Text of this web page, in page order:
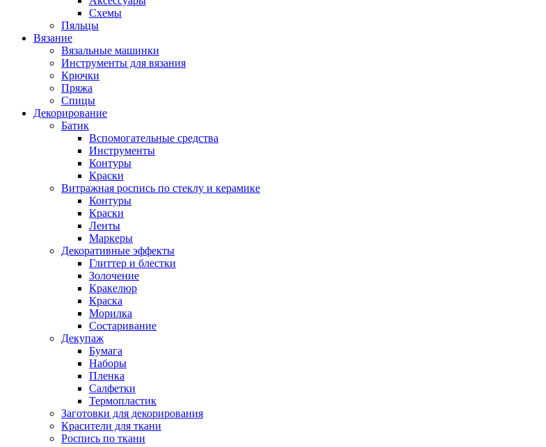
Схемы
Пяльцы
Вязание
Вязальные машинки
Инструменты для вязания
Крючки
Пряжа
Спицы
Декорирование
Батик
Вспомогательные средства
Инструменты
Контуры
Краски
Витражная роспись по стеклу и керамике
Контуры
Краски
Ленты
Маркеры
Декоративные эффекты
Глиттер и блестки
Золочение
Кракелюр
Краска
Морилка
Состаривание
Декупаж
Бумага
Наборы
Пленка
Салфетки
Термопластик
Заготовки для декорирования
Красители для ткани
Роспись по ткани